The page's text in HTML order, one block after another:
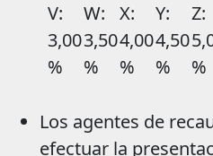
V:
3,00
%
W:
3,50
%
X:
4,00
%
Y:
4,50
%
Z:
%
Los agentes de
efectuar la